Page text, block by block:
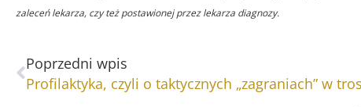
zaleceń lekarza, czy też postawionej przez lekarza diagnozy.
Prev
Poprzedni wpis